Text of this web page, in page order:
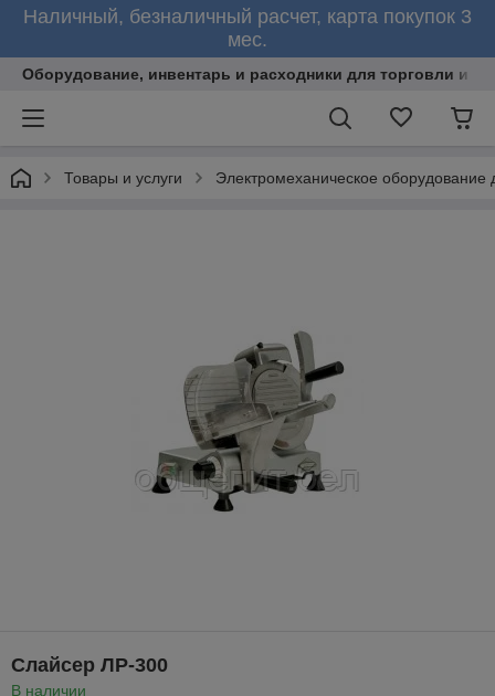
Наличный, безналичный расчет, карта покупок 3
мес.
Оборудование, инвентарь и расходники для торговли и
Товары и услуги Электромеханическое
Слайсер ЛР-300
В наличии